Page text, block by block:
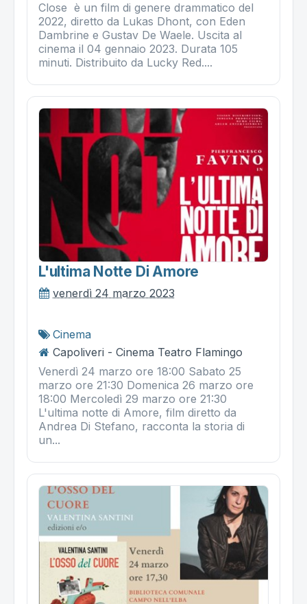
Close è un film di genere drammatico del
2022, diretto da Lukas Dhont, con Eden
Dambrine e Gustav De Waele. Uscita al
cinema il 04 gennaio 2023. Durata 105
minuti. Distribuito da Lucky Red....
L'ultima Notte Di Amore
venerdì 24 marzo 2023
Cinema
Capoliveri - Cinema Teatro Flamingo
Venerdì 24 marzo ore 18:00 Sabato 25
marzo ore 21:30 Domenica 26 marzo ore
18:00 Mercoledì 29 marzo ore 21:30
L'ultima notte di Amore, film diretto da
Andrea Di Stefano, racconta la storia di
un...